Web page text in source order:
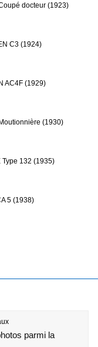
docteur (1923)
C3 (1924)
AC4F (1929)
(1930)
Type 132 (1935)
5 (1938)
parmi la